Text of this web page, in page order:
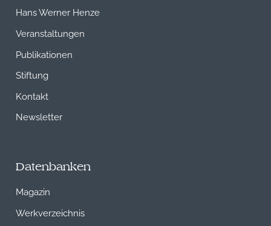
Hans Werner Henze
Veranstaltungen
Publikationen
Stiftung
Kontakt
Newsletter
Datenbanken
Magazin
Werkverzeichnis